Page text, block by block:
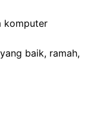
komputer
baik, ramah,